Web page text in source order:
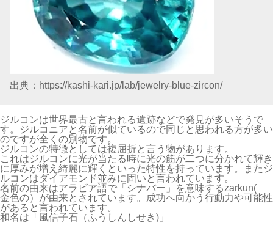
タンザナイトの名づけの親が世界的有名なジュエリーブランド
のティファニー社でタンザニアで発見されたことが名前の由来
になります。現在ではタンザニアの鉱山でしか取れない事や
年々量が少なくなっている事から希少価値が上がってきている
宝石になります。古代民族の間では魔法の石と呼ばれ深い青色
が神秘的な事から言われているとされています。想像力を上げ
るパワーがあるとされています。
和名は「灰簾石(かいれんせき)」「黝簾石(ゆうれんせき)」
ジルコンの石言葉は「夢想」「安らぎ」